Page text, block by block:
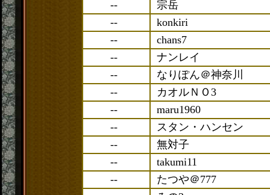
--
宗岳
--
konkiri
--
chans7
--
ナンレイ
--
なりぽん＠神奈川
--
カオルＮＯ3
--
maru1960
--
スタン・ハンセン
--
無対子
--
takumi11
--
たつや＠777